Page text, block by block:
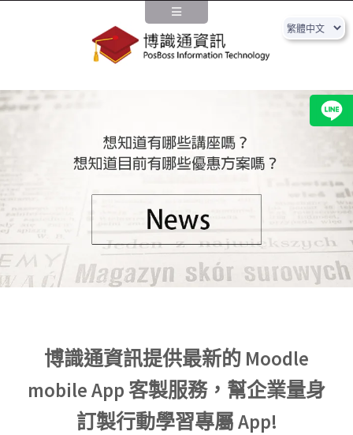
博識通資訊提供最新的 Moodle
mobile App 客製服務，幫企業量身
訂製行動學習專屬 App!